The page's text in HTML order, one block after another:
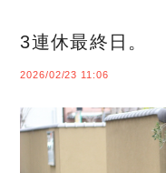
3連休最終日。
2026/02/23 11:06